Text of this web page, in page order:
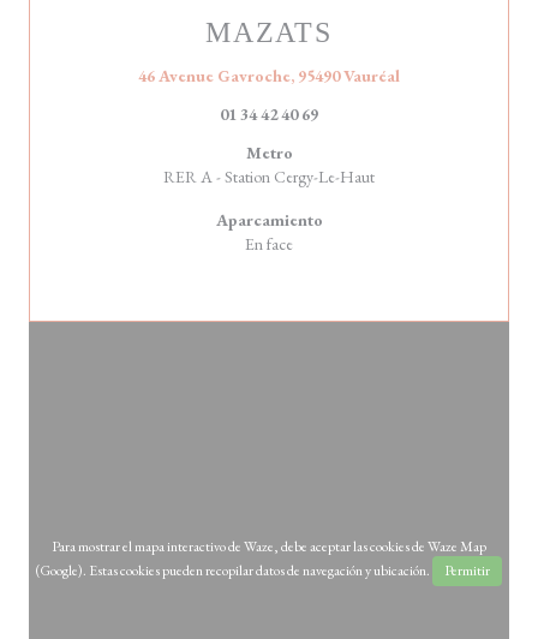
MAZATS
46 Avenue Gavroche, 95490 Vauréal
01 34 42 40 69
Metro
RER A - Station Cergy-Le-Haut
Aparcamiento
En face
Para mostrar el mapa interactivo de Waze, debe aceptar las cookies de Waze Map
(Google). Estas cookies pueden recopilar datos de navegación y ubicación.
Permitir